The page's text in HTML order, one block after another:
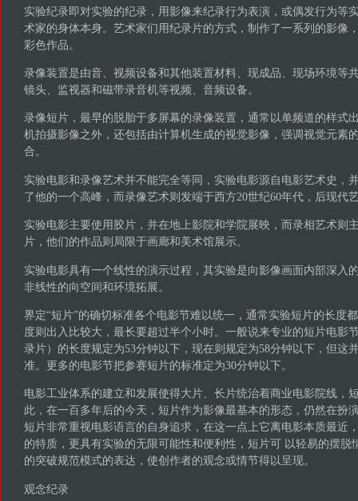
实验纪录即对实验的纪录，用影像来纪录行为表演，或偶发行为等
术家的身体本身。艺术家们用纪录片的方式，制作了一系列的影像
彩色作品。
录像装置是由音、视频设备和其他装置材料、现成品、现场环境等
镜头、监视器和磁带录音机等视频、音频设备。
录像短片，最早的脱胎于多屏幕的录像装置，通常以单频道的样式
机拍摄影像之外，还包括由计算机生成的视觉影像，强调视觉元素
合。
实验电影和录像艺术并不能完全等同，实验电影源自电影艺术史，
了他的一个高峰，而录像艺术则发端于西方20世纪60年代，后现代
实验电影主要使用胶片，并在地上影院和学院展映，而录相艺术则
片，他们的作品则局限于画廊和美术馆展示。
实验电影具有一个线性的演示过程，其实验是向影像画面内部深入
非线性的向空间和环境拓展。
界定“短片”的确切标准各个电影节难以统一，通常实验短片的长度
度则出入比较大，最长要超过半个小时。一般说来专业的短片电影
录片）的长度规定为53分钟以下，现在则规定为58分钟以下，但这
准。更多的电影节把参赛短片的标准定为30分钟以下。
电影工业体系的建立和发展使得大片、长片统治着商业电影院线，
此，在一百多年后的今天，短片作为影像最基本的形态，仍然在扮
短片非常重视电影语言的自身追求，在这一点上它离电影本质最近
的特质，更具有实验的无限可能性和便利性，短片可 以轻易的摆脱
的突破规范模式的表达，使创作者的观念或情节得以呈现。
观念纪录